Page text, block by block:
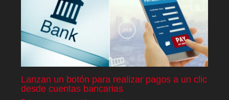
Lanzan un botón para realizar pagos a un clic
desde cuentas bancarias